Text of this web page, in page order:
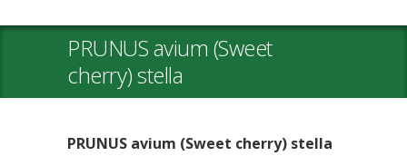
PRUNUS avium (Sweet
cherry) stella
PRUNUS avium (Sweet cherry) stella